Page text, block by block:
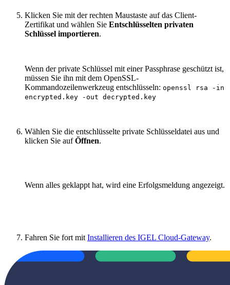
Klicken Sie mit der rechten Maustaste auf das Client-
Zertifikat und wählen Sie Entschlüsselten privaten
Schlüssel importieren.
Wenn der private Schlüssel mit einer Passphrase geschützt ist,
müssen Sie ihn mit dem OpenSSL-
Kommandozeilenwerkzeug entschlüsseln: openssl rsa -in
encrypted.key -out decrypted.key
Wählen Sie die entschlüsselte private Schlüsseldatei aus und
klicken Sie aufÖffnen.
Wenn alles geklappt hat, wird eine Erfolgsmeldung angezeigt.
Fahren Sie fort mit Installieren des IGEL Cloud-Gateway.